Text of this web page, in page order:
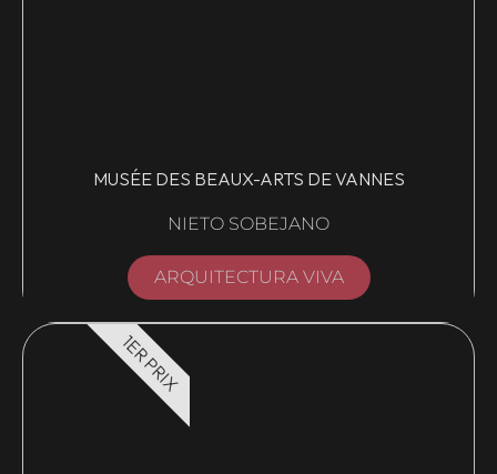
MUSÉE DES BEAUX-ARTS DE VANNES
NIETO SOBEJANO
ARQUITECTURA VIVA
1ER PRIX